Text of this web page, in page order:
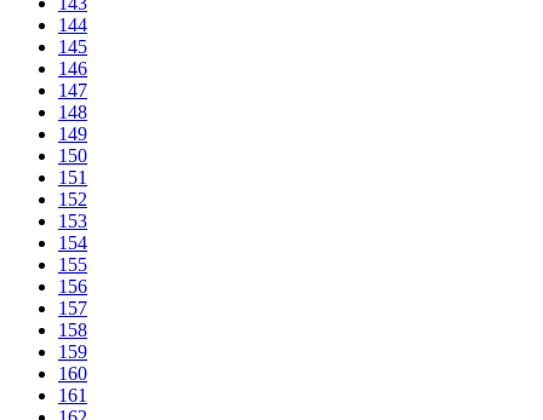
144
145
146
147
148
149
150
151
152
153
154
155
156
157
158
159
160
161